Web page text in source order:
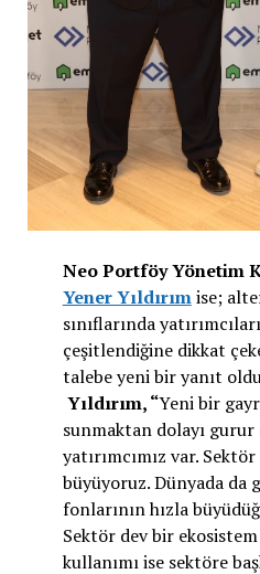
Neo Portföy Yönetim
Yener Yıldırımise;
sınıflarında
çeşitlendiğine dikkat
talebe yeni bir yanıt
Yıldırım, “Yeni bir
sunmaktan dolayı
yatırımcımız var.
büyüyoruz. Dünyada da
fonlarının hızla
Sektör dev bir
kullanımı ise sektöre